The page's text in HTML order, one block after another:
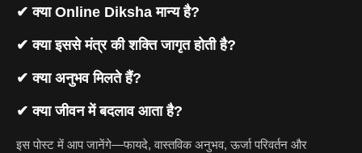
✔ क्या Online Diksha मान्य है?
✔ क्या इससे मंत्र की शक्ति जागृत होती है?
✔ क्या अनुभव मिलते हैं?
✔ क्या जीवन में बदलाव आता है?
इस पोस्ट में आप जानेंगे—फायदे, वास्तविक अनुभव, ऊर्जा परिवर्तन और